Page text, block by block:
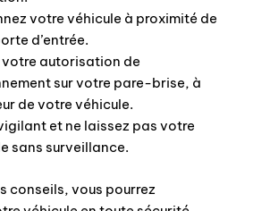
votre véhicule à proximité de
d’entrée.
votre autorisation de
sur votre pare-brise, à
de votre véhicule.
et ne laissez pas votre
sans surveillance.
conseils, vous pourrez